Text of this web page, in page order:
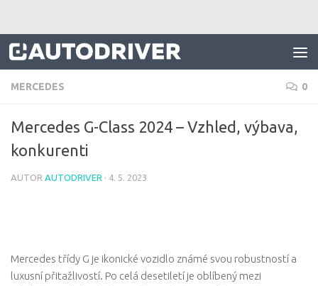
MERCEDES 0
Mercedes G-Class 2024 – Vzhled, výbava,
konkurenti
AUTOR AUTODRIVER · 4. 5. 2023
Mercedes třídy G je ikonické vozidlo známé svou robustností a
luxusní přitažlivostí. Po celá desetiletí je oblíbený mezi